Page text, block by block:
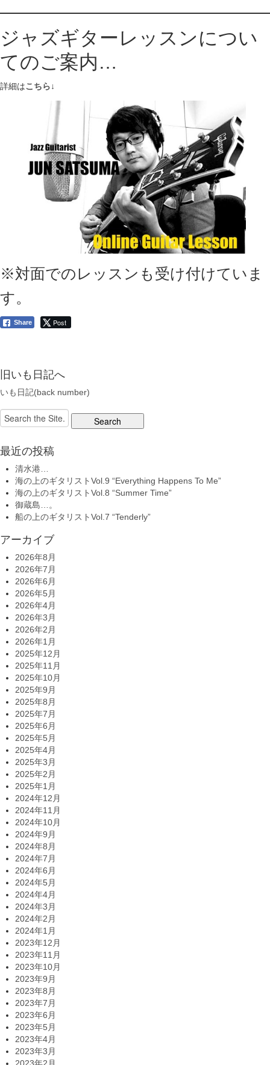
ジャズギターレッスンについ
てのご案内…
詳細はこちら↓
※対面でのレッスンも受け付けていま
す。
Share Post
旧いも日記へ
いも日記(back number)
Search
for:
最近の投稿
清水港…
海の上のギタリストVol.9 “Everything Happens To Me”
海の上のギタリストVol.8 “Summer Time”
御蔵島…。
船の上のギタリストVol.7 “Tenderly”
アーカイブ
2026年8月
2026年7月
2026年6月
2026年5月
2026年4月
2026年3月
2026年2月
2026年1月
2025年12月
2025年11月
2025年10月
2025年9月
2025年8月
2025年7月
2025年6月
2025年5月
2025年4月
2025年3月
2025年2月
2025年1月
2024年12月
2024年11月
2024年10月
2024年9月
2024年8月
2024年7月
2024年6月
2024年5月
2024年4月
2024年3月
2024年2月
2024年1月
2023年12月
2023年11月
2023年10月
2023年9月
2023年8月
2023年7月
2023年6月
2023年5月
2023年4月
2023年3月